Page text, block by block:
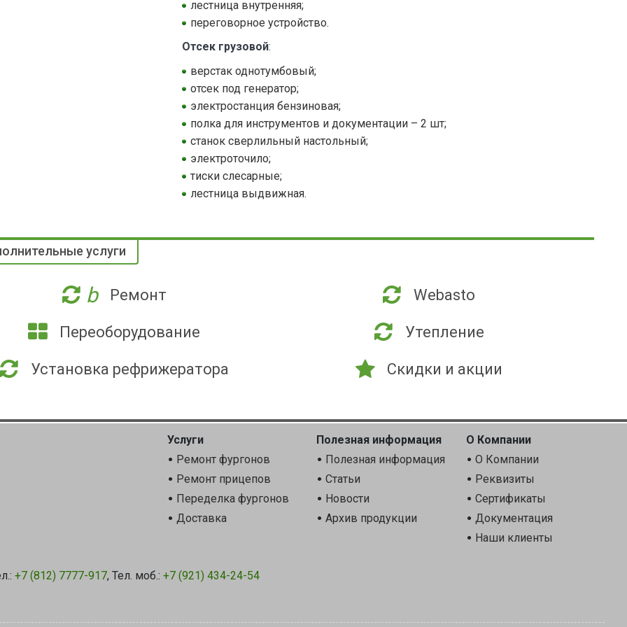
лестница внутренняя;
переговорное устройство.
Отсек грузовой:
верстак однотумбовый;
отсек под генератор;
электростанция бензиновая;
полка для инструментов и документации – 2 шт;
станок сверлильный настольный;
электроточило;
тиски слесарные;
лестница выдвижная.
услуги
b Ремонт Webasto
Переоборудование Утепление
Установка рефрижератора Скидки и акции
Услуги
Ремонт фургонов
Ремонт прицепов
Переделка фургонов
Доставка
Полезная информация
Полезная информация
Статьи
Новости
Архив продукции
О Компании
О Компании
Реквизиты
Сертификаты
Документация
Наши клиенты
+7 (812) 7777-917, Тел. моб.: +7 (921) 434-24-54